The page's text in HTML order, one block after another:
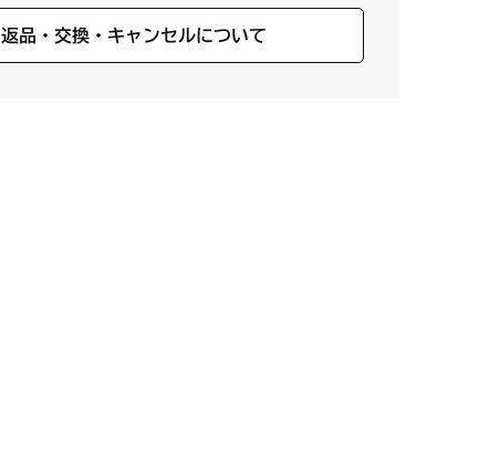
返品・交換・キャンセルについて